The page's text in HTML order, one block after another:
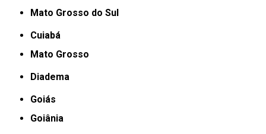
Mato Grosso do Sul
Cuiabá
Mato Grosso
Diadema
Goiás
Goiânia